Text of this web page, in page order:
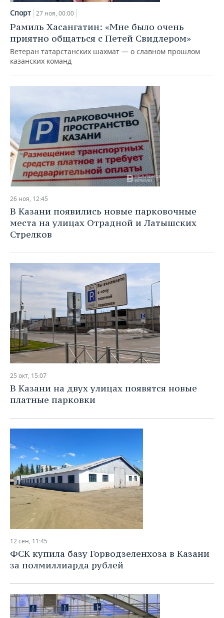
Спорт 27 ноя, 00:00
Рамиль Хасангатин: «Мне было очень
приятно общаться с Петей Свидлером»
Ветеран татарстанских шахмат — о славном прошлом
казанских команд
26 ноя, 12:45
В Казани появились новые парковочные
места на улицах Отрадной и Латышских
Стрелков
25 окт, 15:07
В Казани на двух улицах появятся новые
платные парковки
12 сен, 11:45
ФСК купила базу Горводзеленхоза в Казани
за полмиллиарда рублей